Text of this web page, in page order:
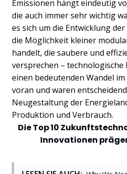
Emissionen hängt eindeutig
die auch immer sehr wichtig
es sich um die Entwicklung
die Möglichkeit kleiner
handelt, die saubere und
versprechen –
einen bedeutenden Wandel
voran und waren
Neugestaltung der
Produktion und Verbrauch.
Die Top 10
Innovationen